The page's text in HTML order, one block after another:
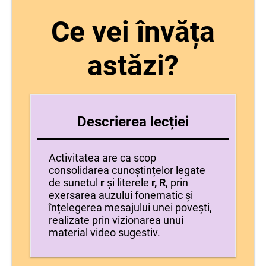
Ce vei învăța
astăzi?
Descrierea lecției
Activitatea are ca scop
consolidarea cunoștințelor legate
de sunetul r și literele r, R, prin
exersarea auzului fonematic și
înțelegerea mesajului unei povești,
realizate prin vizionarea unui
material video sugestiv.